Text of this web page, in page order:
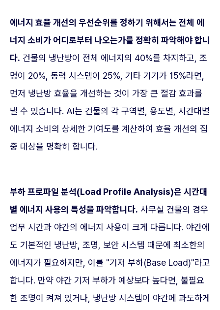
에너지 효율 개선의 우선순위를 정하기 위해서는 전체 에
너지 소비가 어디로부터 나오는가를 정확히 파악해야 합니
다. 건물의 냉난방이 전체 에너지의 40%를 차지하고, 조
명이 20%, 동력 시스템이 25%, 기타 기기가 15%라면,
먼저 냉난방 효율을 개선하는 것이 가장 큰 절감 효과를
낼 수 있습니다. AI는 건물의 각 구역별, 용도별, 시간대별
에너지 소비의 상세한 기여도를 계산하여 효율 개선의 집
중 대상을 명확히 합니다.
부하 프로파일 분석(Load Profile Analysis)은 시간대
별 에너지 사용의 특성을 파악합니다. 사무실 건물의 경우
업무 시간과 야간의 에너지 사용이 크게 다릅니다. 야간에
도 기본적인 냉난방, 조명, 보안 시스템 때문에 최소한의
에너지가 필요하지만, 이를 "기저 부하(Base Load)"라고
합니다. 만약 야간 기저 부하가 예상보다 높다면, 불필요
한 조명이 켜져 있거나, 냉난방 시스템이 야간에 과도하게